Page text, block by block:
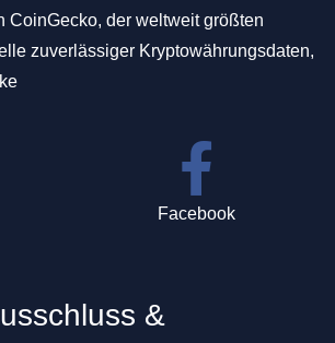
CoinGecko, der weltweit größten
zuverlässiger Kryptowährungsdaten,
Facebook
&